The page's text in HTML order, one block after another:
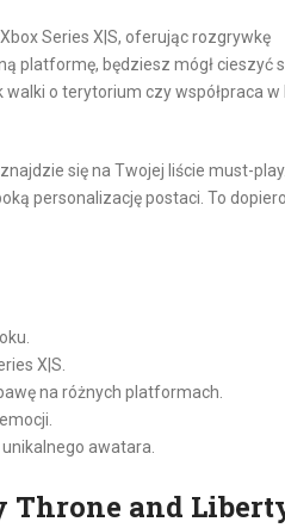
Series X|S, oferując rozgrywkę
platformę, będziesz mógł cieszyć
o terytorium czy współpraca w
się na Twojej liście must-
personalizację postaci. To
X|S.
na różnych platformach.
awatara.
and